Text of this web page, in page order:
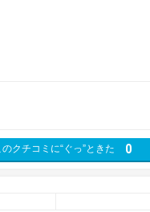
のクチコミに“ぐっ”ときた 0